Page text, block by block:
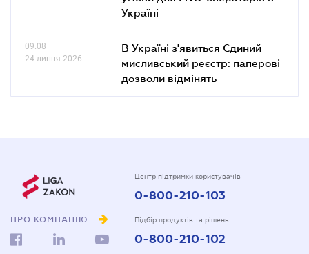
Україні
09.08
24 липня 2026
В Україні з'явиться Єдиний
мисливський реєстр: паперові
дозволи відмінять
ПРО КОМПАНІЮ
Центр підтримки користувачів
0-800-210-103
Підбір продуктів та рішень
0-800-210-102